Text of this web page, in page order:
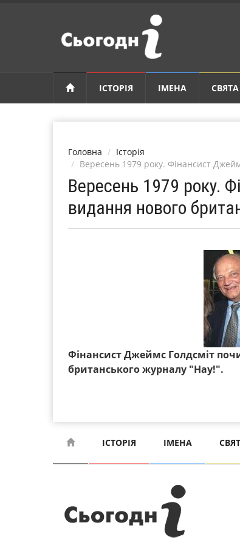
ІСТОРІЯ ІМЕНА СВЯТА
Головна
Історія
Вересень 1979 року. Фінансист
Вересень 1979 року.
видання нового
Фінансист Джеймс Голдсміт
британського журналу "Hay!".
ІСТОРІЯ ІМЕНА